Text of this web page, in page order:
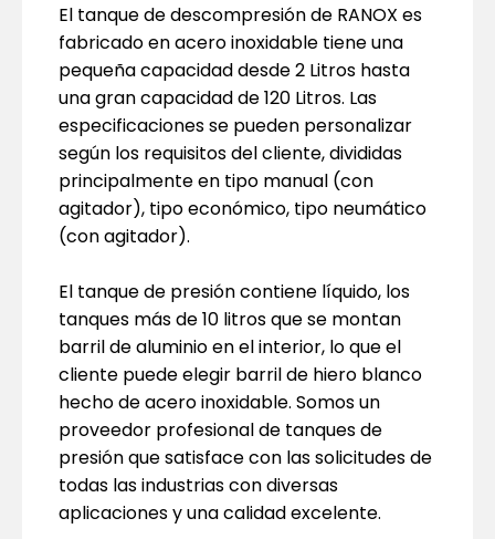
El tanque de descompresión de RANOX es
fabricado en acero inoxidable tiene una
pequeña capacidad desde 2 Litros hasta
una gran capacidad de 120 Litros. Las
especificaciones se pueden personalizar
según los requisitos del cliente, divididas
principalmente en tipo manual (con
agitador), tipo económico, tipo neumático
(con agitador).
El tanque de presión contiene líquido, los
tanques más de 10 litros que se montan
barril de aluminio en el interior, lo que el
cliente puede elegir barril de hiero blanco
hecho de acero inoxidable. Somos un
proveedor profesional de tanques de
presión que satisface con las solicitudes de
todas las industrias con diversas
aplicaciones y una calidad excelente.